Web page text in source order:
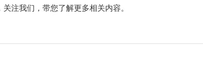
注我们，带您了解更多相关内容。